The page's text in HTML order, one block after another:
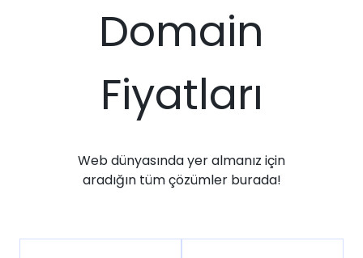
Domain
Fiyatları
Web dünyasında yer almanız için
aradığın tüm çözümler burada!